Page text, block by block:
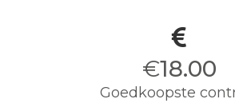
€18.00
Goedkoopste